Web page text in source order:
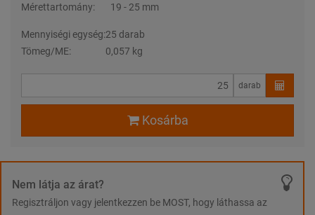
Mérettartomány:
19 - 25 mm
Mennyiségi egység:25 darab
Tömeg/ME:
0,057 kg
darab
Kosárba
Nem látja az árat?
Regisztráljon vagy jelentkezzen be MOST, hogy láthassa az